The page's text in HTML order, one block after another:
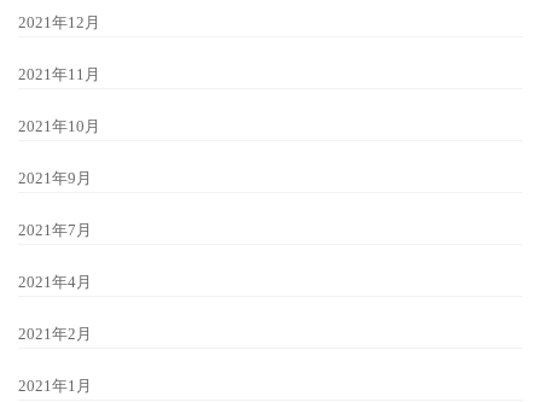
2021年12月
2021年11月
2021年10月
2021年9月
2021年7月
2021年4月
2021年2月
2021年1月